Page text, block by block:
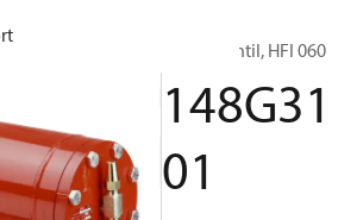
Flottörventil, HFI 060
148G31
01